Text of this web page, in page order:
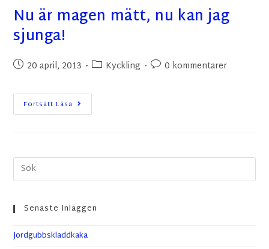
Nu är magen mätt, nu kan jag
sjunga!
20 april, 2013 Kyckling 0 kommentarer
Fortsätt Läsa
Senaste Inläggen
Jordgubbskladdkaka